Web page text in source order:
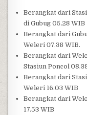
Berangkat dari
di Gubug 05.28 WIB
Berangkat dari
Weleri 07.38 WIB.
Berangkat dari
Stasiun Poncol
Berangkat dari
Weleri 16.03 WIB
Berangkat dari
17.53 WIB